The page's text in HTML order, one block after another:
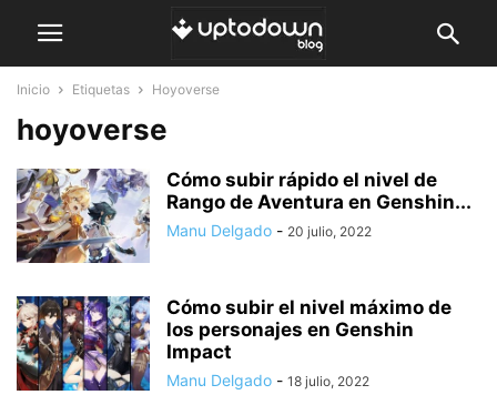
Inicio Etiquetas Hoyoverse
hoyoverse
Cómo subir rápido el nivel de
Rango de Aventura en Genshin...
Manu Delgado - 20 julio, 2022
Cómo subir el nivel máximo de
los personajes en Genshin
Impact
Manu Delgado - 18 julio, 2022